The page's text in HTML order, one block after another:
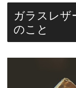
ガラスレザ
のこと